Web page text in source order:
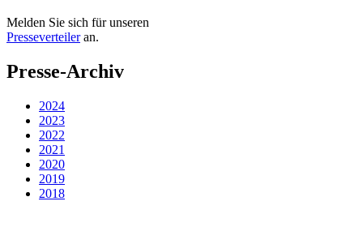
Melden Sie sich für unseren
Presseverteileran.
Presse-Archiv
2024
2023
2022
2021
2020
2019
2018